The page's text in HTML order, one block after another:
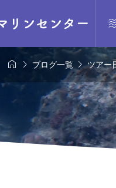
  ブログ一覧ツアー